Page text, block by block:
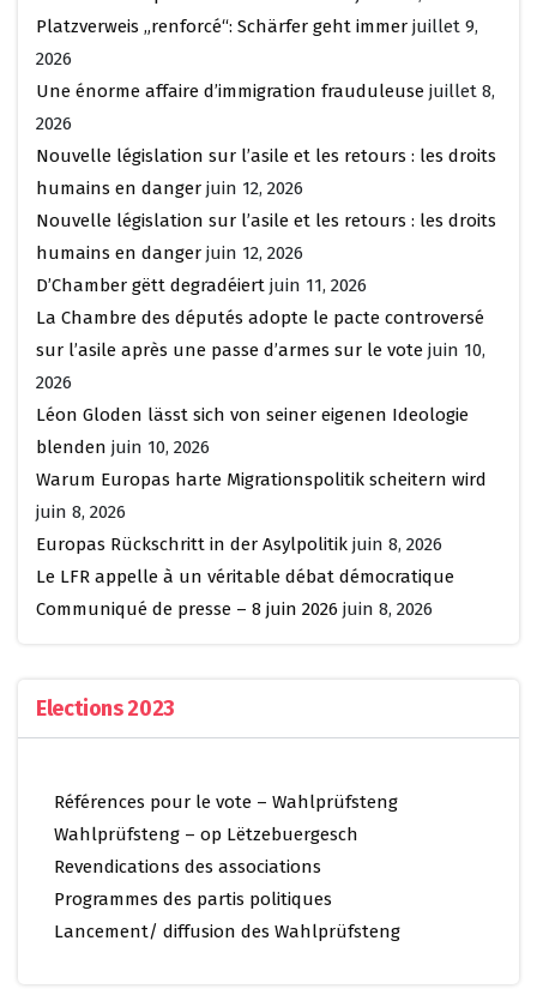
Platzverweis „renforcé“: Schärfer geht immer juillet 9,
2026
Une énorme affaire d’immigration frauduleuse juillet 8,
2026
Nouvelle législation sur l’asile et les retours : les droits
humains en danger juin 12, 2026
Nouvelle législation sur l’asile et les retours : les droits
humains en danger juin 12, 2026
D’Chamber gëtt degradéiert juin 11, 2026
La Chambre des députés adopte le pacte controversé
sur l’asile après une passe d’armes sur le vote juin 10,
2026
Léon Gloden lässt sich von seiner eigenen Ideologie
blenden juin 10, 2026
Warum Europas harte Migrationspolitik scheitern wird
juin 8, 2026
Europas Rückschritt in der Asylpolitik juin 8, 2026
Le LFR appelle à un véritable débat démocratique
Communiqué de presse – 8 juin 2026 juin 8, 2026
Elections 2023
Références pour le vote – Wahlprüfsteng
Wahlprüfsteng – op Lëtzebuergesch
Revendications des associations
Programmes des partis politiques
Lancement/ diffusion des Wahlprüfsteng